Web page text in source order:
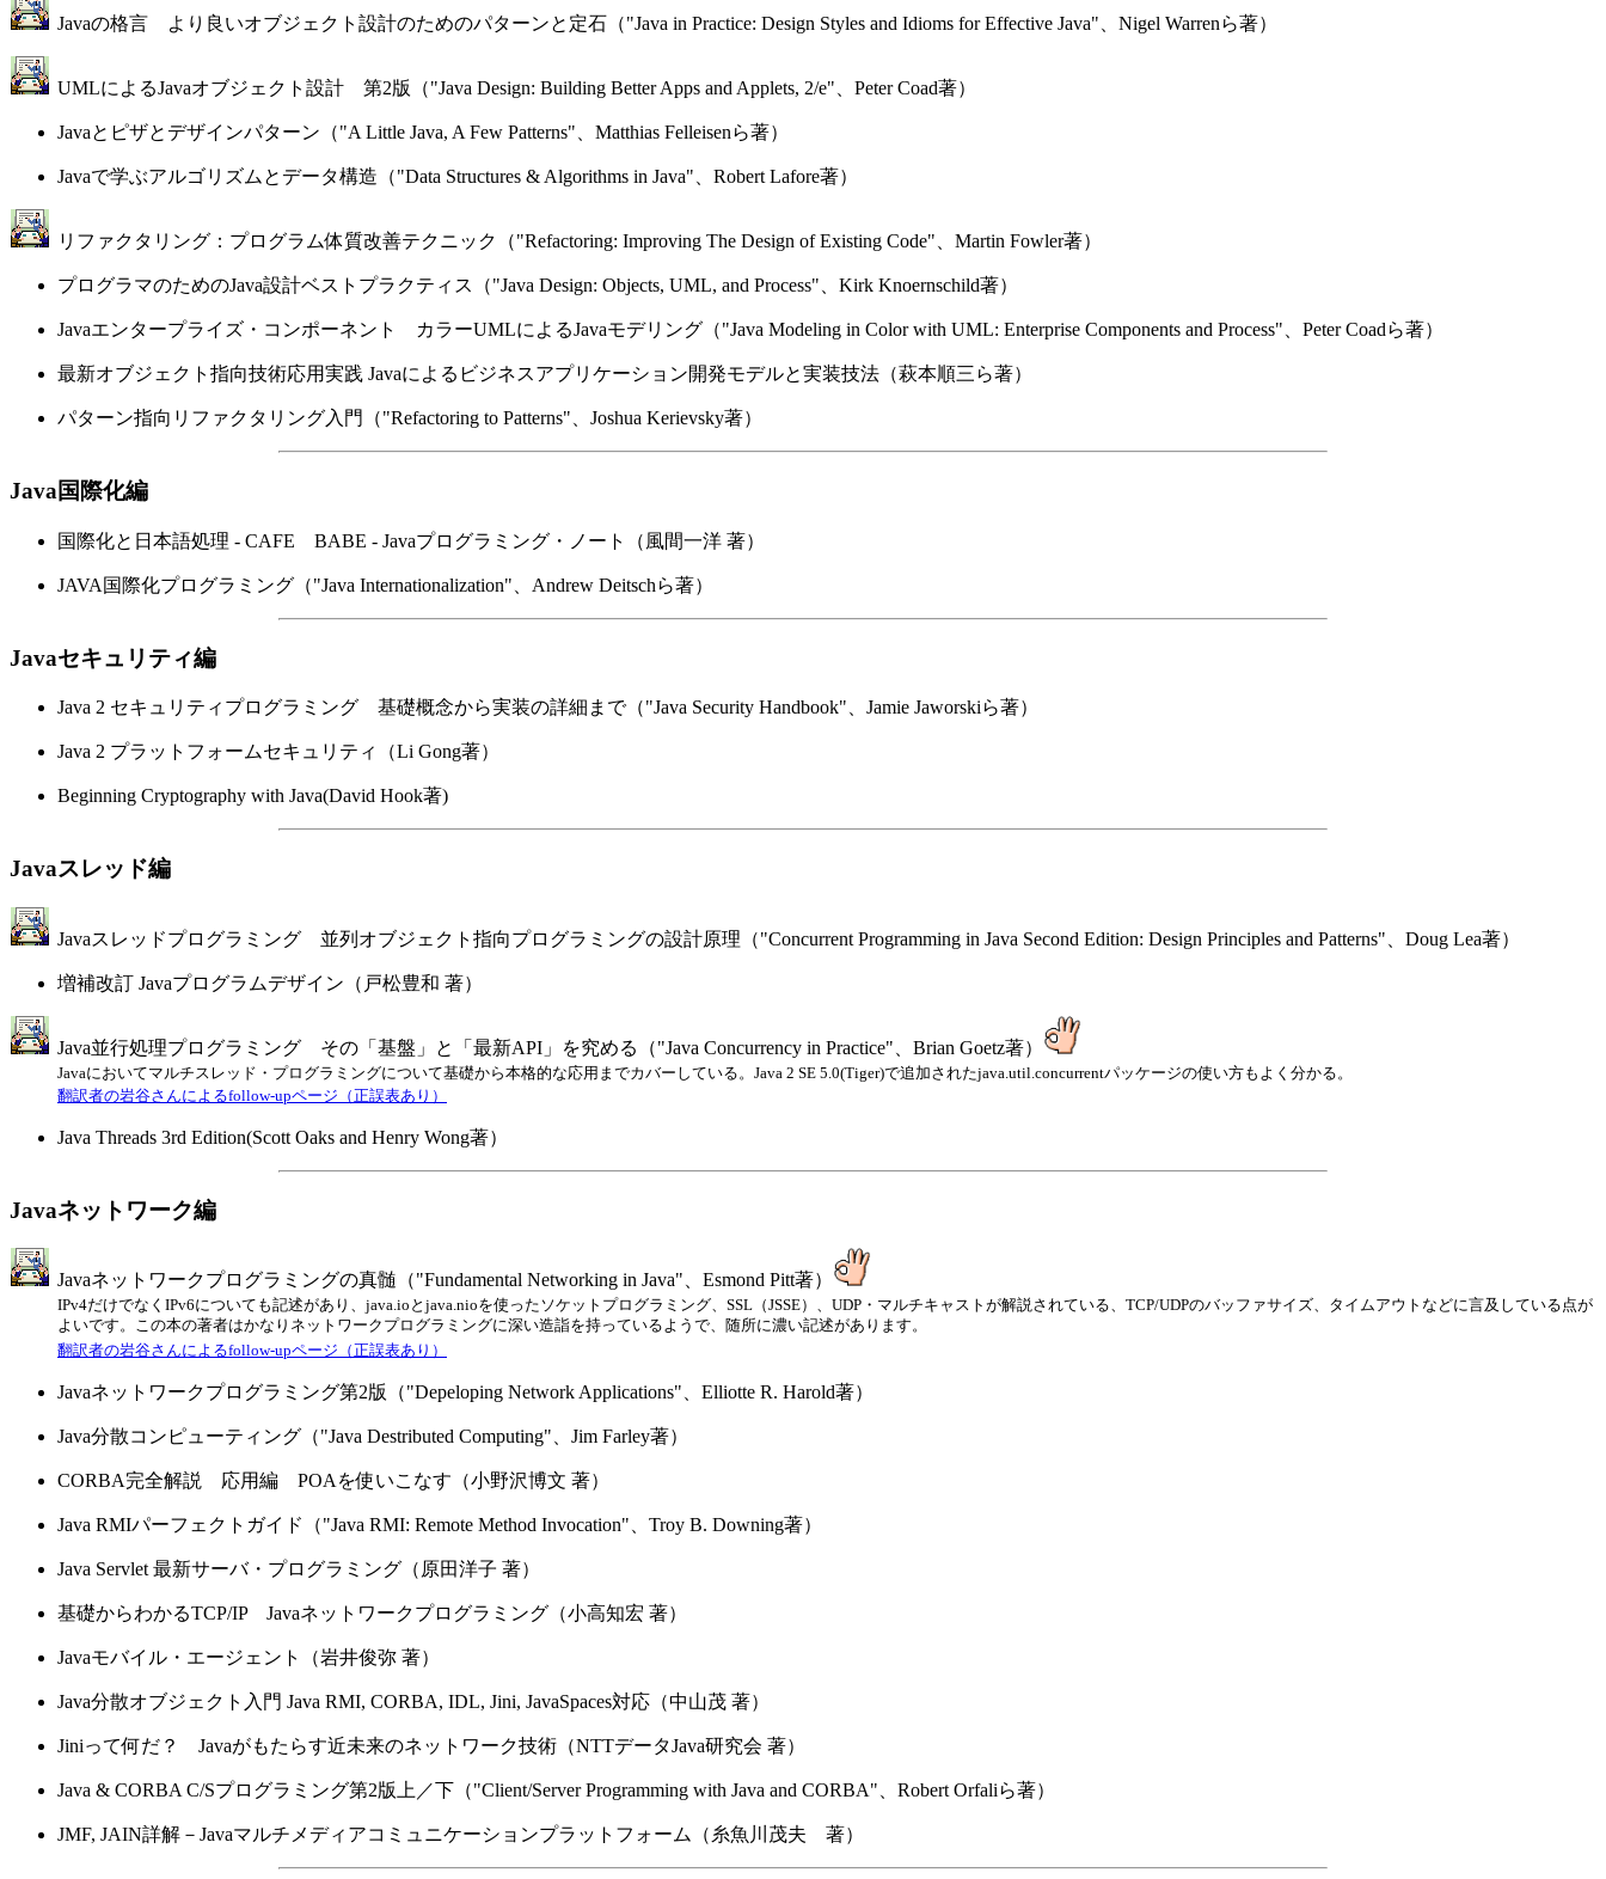
Javaの格言 より良いオブジェクト設計のためのパターンと定石（"Java in Practice: Design Styles and Idioms for Effective Java"、Nigel Warrenら著）
UMLによるJavaオブジェクト設計 第2版（"Java Design: Building Better Apps and Applets, 2/e"、Peter Coad著）
Javaとピザとデザインパターン（"A Little Java, A Few Patterns"、Matthias Felleisenら著）
Javaで学ぶアルゴリズムとデータ構造（"Data Structures & Algorithms in Java"、Robert Lafore著）
リファクタリング：プログラム体質改善テクニック（"Refactoring: Improving The Design of Existing Code"、Martin Fowler著）
プログラマのためのJava設計ベストプラクティス（"Java Design: Objects, UML, and Process"、Kirk Knoernschild著）
Javaエンタープライズ・コンポーネント カラーUMLによるJavaモデリング（"Java Modeling in Color with UML: Enterprise Components and Process"、Peter Coadら著）
最新オブジェクト指向技術応用実践 Javaによるビジネスアプリケーション開発モデルと実装技法（萩本順三ら著）
パターン指向リファクタリング入門（"Refactoring to Patterns"、Joshua Kerievsky著）
Java国際化編
国際化と日本語処理 - CAFE BABE - Javaプログラミング・ノート（風間一洋 著）
JAVA国際化プログラミング（"Java Internationalization"、Andrew Deitschら著）
Javaセキュリティ編
Java 2 セキュリティプログラミング 基礎概念から実装の詳細まで（"Java Security Handbook"、Jamie Jaworskiら著）
Java 2 プラットフォームセキュリティ（Li Gong著）
Beginning Cryptography with Java(David Hook著)
Javaスレッド編
Javaスレッドプログラミング 並列オブジェクト指向プログラミングの設計原理（"Concurrent Programming in Java Second Edition: Design Principles and Patterns"、Doug Lea著）
増補改訂 Javaプログラムデザイン（戸松豊和 著）
Java並行処理プログラミング その「基盤」と「最新API」を究める（"Java Concurrency in Practice"、Brian Goetz著）
Javaにおいてマルチスレッド・プログラミングについて基礎から本格的な応用までカバーしている。Java 2 SE 5.0(Tiger)で追加されたjava.util.concurrentパッケージの使い方もよく分かる。
翻訳者の岩谷さんによるfollow-upページ（正誤表あり）
Java Threads 3rd Edition(Scott Oaks and Henry Wong著）
Javaネットワーク編
Javaネットワークプログラミングの真髄（"Fundamental Networking in Java"、Esmond Pitt著）
IPv4だけでなくIPv6についても記述があり、java.ioとjava.nioを使ったソケットプログラミング、SSL（JSSE）、UDP・マルチキャストが解説されている、TCP/UDPのバッファサイズ、タイムアウトなどに言及している点が
よいです。この本の著者はかなりネットワークプログラミングに深い造詣を持っているようで、随所に濃い記述があります。
翻訳者の岩谷さんによるfollow-upページ（正誤表あり）
Javaネットワークプログラミング第2版（"Depeloping Network Applications"、Elliotte R. Harold著）
Java分散コンピューティング（"Java Destributed Computing"、Jim Farley著）
CORBA完全解説 応用編 POAを使いこなす（小野沢博文 著）
Java RMIパーフェクトガイド（"Java RMI: Remote Method Invocation"、Troy B. Downing著）
Java Servlet 最新サーバ・プログラミング（原田洋子 著）
基礎からわかるTCP/IP Javaネットワークプログラミング（小高知宏 著）
Javaモバイル・エージェント（岩井俊弥 著）
Java分散オブジェクト入門 Java RMI, CORBA, IDL, Jini, JavaSpaces対応（中山茂 著）
Jiniって何だ？ Javaがもたらす近未来のネットワーク技術（NTTデータJava研究会 著）
Java & CORBA C/Sプログラミング第2版上／下（"Client/Server Programming with Java and CORBA"、Robert Orfaliら著）
JMF, JAIN詳解－Javaマルチメディアコミュニケーションプラットフォーム（糸魚川茂夫 著）